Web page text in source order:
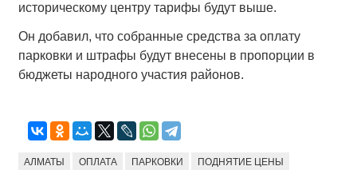
историческому центру тарифы будут выше.
Он добавил, что собранные средства за оплату
парковки и штрафы будут внесены в пропорции в
бюджеты народного участия районов.
АЛМАТЫ ОПЛАТА ПАРКОВКИ ПОДНЯТИЕ ЦЕНЫ